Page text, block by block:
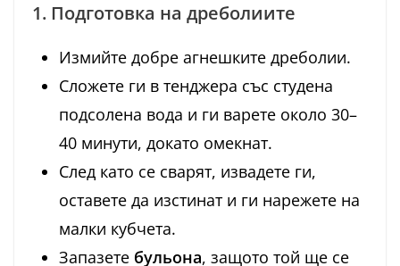
1. Подготовка на дреболиите
Измийте добре агнешките дреболии.
Сложете ги в тенджера със студена
подсолена вода и ги варете около 30–
40 минути, докато омекнат.
След като се сварят, извадете ги,
оставете да изстинат и ги нарежете на
малки кубчета.
Запазете бульона, защото той ще се